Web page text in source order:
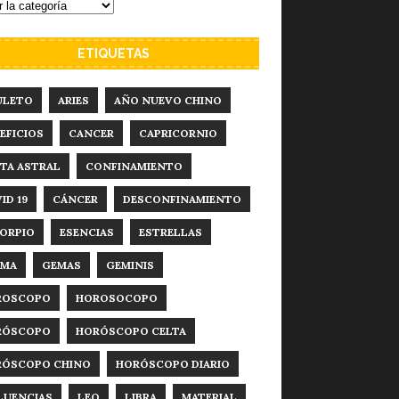
ETIQUETAS
ARIES AÑO NUEVO CHINO
CANCER CAPRICORNIO
ASTRAL CONFINAMIENTO
19 CÁNCER DESCONFINAMIENTO
ESENCIAS ESTRELLAS
GEMAS GEMINIS
HOROSOCOPO
HORÓSCOPO CELTA
CHINO HORÓSCOPO DIARIO